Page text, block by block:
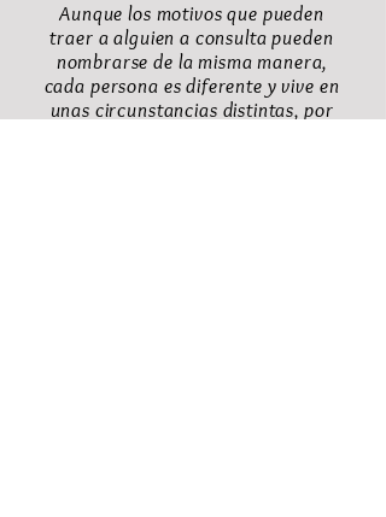
Aunque los motivos que pueden
traer a alguien a consulta pueden
nombrarse de la misma manera,
cada persona es diferente y vive en
unas circunstancias distintas, por